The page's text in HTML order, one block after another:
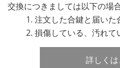
交換につきましては以下の場
注文した合鍵と届いた
損傷している、汚れて
詳しく